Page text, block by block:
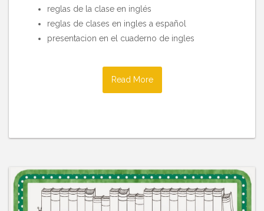
reglas de la clase en inglés
reglas de clases en ingles a español
presentacion en el cuaderno de ingles
Read More